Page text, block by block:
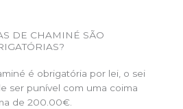
DE CHAMINÉ SÃO
é obrigatória por lei, o sei
ser punível com uma coima
de 200.00€.